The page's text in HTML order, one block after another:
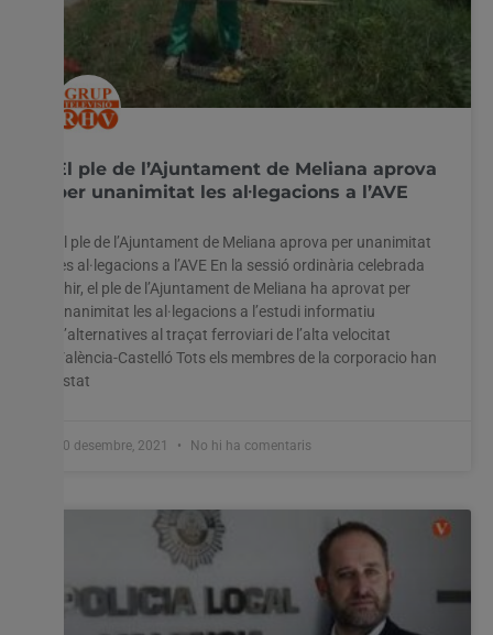
El ple de l’Ajuntament de Meliana aprova
per unanimitat les al·legacions a l’AVE
El ple de l’Ajuntament de Meliana aprova per unanimitat
les al·legacions a l’AVE En la sessió ordinària celebrada
ahir, el ple de l’Ajuntament de Meliana ha aprovat per
unanimitat les al·legacions a l’estudi informatiu
d’alternatives al traçat ferroviari de l’alta velocitat
València-Castelló Tots els membres de la corporacio han
estat
30 desembre, 2021 No hi ha comentaris